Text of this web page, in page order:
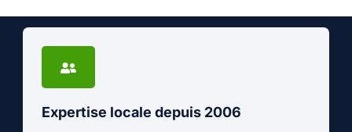
Expertise locale depuis 2006